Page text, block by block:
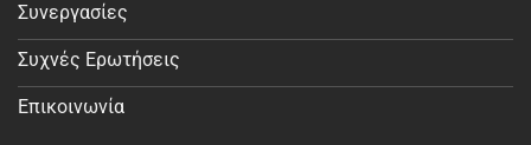
Συνεργασίες
Συχνές Ερωτήσεις
Επικοινωνία